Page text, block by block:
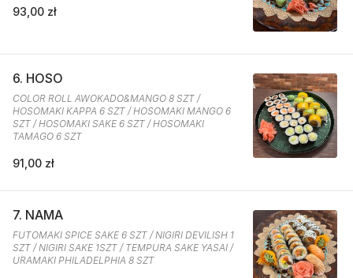
93,00 zł
6. HOSO
COLOR ROLL AWOKADO&MANGO 8 SZT /
HOSOMAKI KAPPA 6 SZT / HOSOMAKI MANGO 6
SZT / HOSOMAKI SAKE 6 SZT / HOSOMAKI
TAMAGO 6 SZT
91,00 zł
7. NAMA
FUTOMAKI SPICE SAKE 6 SZT / NIGIRI DEVILISH 1
SZT / NIGIRI SAKE 1SZT / TEMPURA SAKE YASAI /
URAMAKI PHILADELPHIA 8 SZT